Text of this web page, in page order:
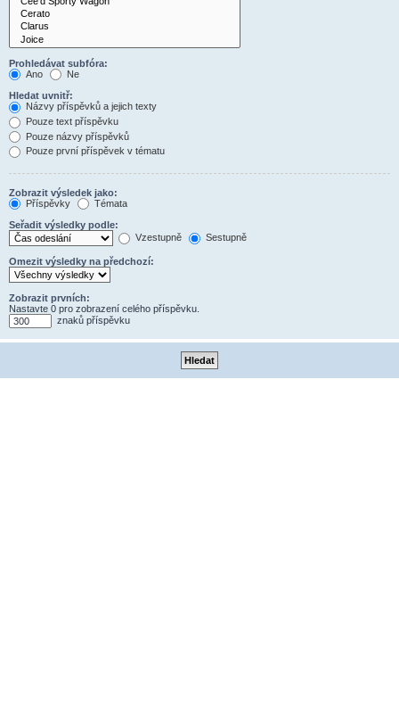
Prohledávat subfóra:
Ano
Ne
Hledat uvnitř:
Názvy příspěvků a jejich texty
Pouze text příspěvku
Pouze názvy příspěvků
Pouze první příspěvek v tématu
Zobrazit výsledek jako:
Příspěvky
Témata
Seřadit výsledky podle:
Vzestupně
Sestupně
Omezit výsledky na předchozí:
Zobrazit prvních:
Nastavte 0 pro zobrazení celého příspěvku.
znaků příspěvku